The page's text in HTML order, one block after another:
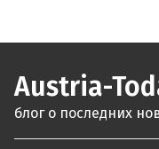
Austria-
блог о последних